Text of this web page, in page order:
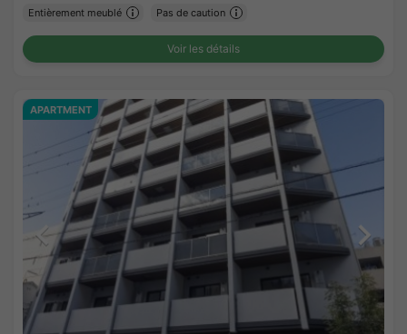
Entièrement meublé Pas de caution
Voir les détails
APARTMENT